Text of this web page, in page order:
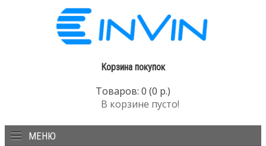
Корзина покупок
Товаров: 0 (0 р.)
В корзине пусто!
МЕНЮ